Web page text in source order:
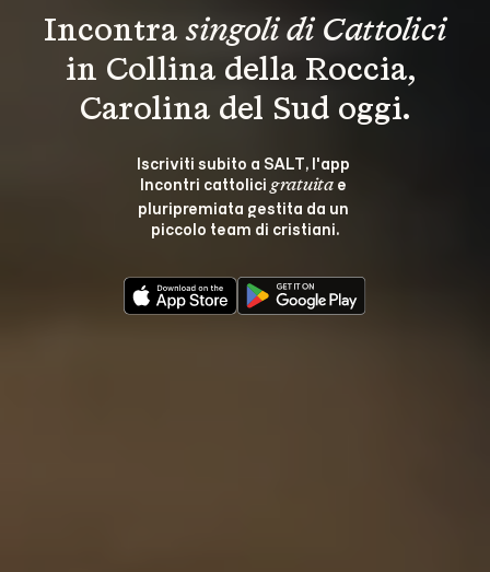
Incontra singoli di Cattolici
in Collina della Roccia,
Carolina del Sud oggi.
Iscriviti subito a SALT, l'app
Incontri cattolici gratuita e
pluripremiata gestita da un
piccolo team di cristiani.